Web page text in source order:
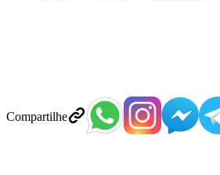
Compartilhe